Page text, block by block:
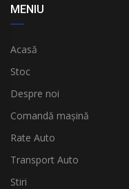
MENIU
Acasă
Stoc
Despre noi
Comandă mașină
Rate Auto
Transport Auto
Stiri